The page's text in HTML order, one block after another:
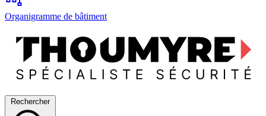
Organigramme de bâtiment
Rechercher